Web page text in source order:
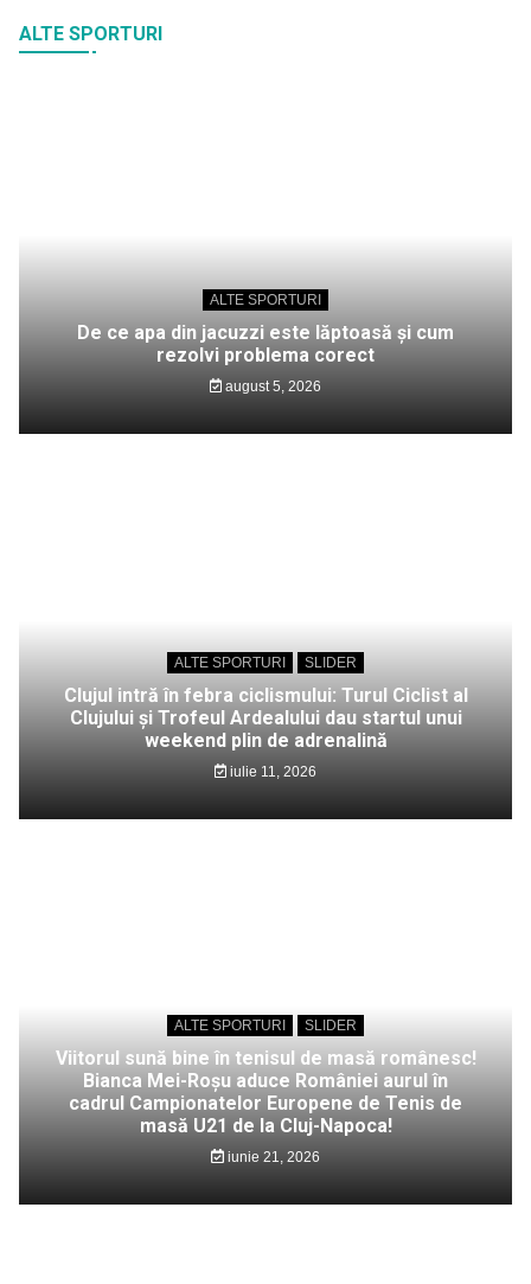
ALTE SPORTURI
ALTE SPORTURI
De ce apa din jacuzzi este lăptoasă și cum
rezolvi problema corect
august 5, 2026
ALTE SPORTURI SLIDER
Clujul intră în febra ciclismului: Turul Ciclist al
Clujului și Trofeul Ardealului dau startul unui
weekend plin de adrenalină
iulie 11, 2026
ALTE SPORTURI SLIDER
Viitorul sună bine în tenisul de masă românesc!
Bianca Mei-Roșu aduce României aurul în
cadrul Campionatelor Europene de Tenis de
masă U21 de la Cluj-Napoca!
iunie 21, 2026